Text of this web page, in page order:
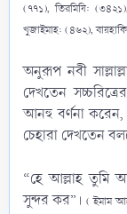
(৭৭১), তিরমিযি:
খুজাইমাহ: (৪৬২),
অনুরূপ নবী
দেখতেন
আনহু বর্ণনা করেন,
চেহারা দেখতেন
“হে আল্লাহ তুমি
সুন্দর কর”। ( ইমাম